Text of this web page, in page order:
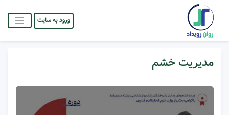
ورود به سایت
مدیریت خشم